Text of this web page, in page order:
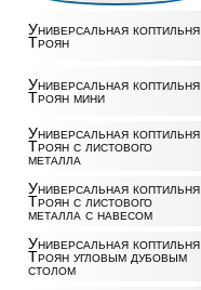
Универсальная коптильня
Троян
Универсальная коптильня
Троян мини
Универсальная коптильня
Троян с листового
металла
Универсальная коптильня
Троян с листового
металла с навесом
Универсальная коптильня
Троян угловым дубовым
столом